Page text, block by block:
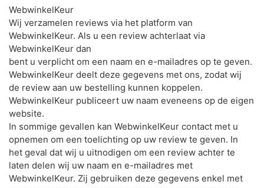
WebwinkelKeur
Wij verzamelen reviews via het platform van
WebwinkelKeur. Als u een review achterlaat via
WebwinkelKeur dan
bent u verplicht om een naam en e-mailadres op te geven.
WebwinkelKeur deelt deze gegevens met ons, zodat wij
de review aan uw bestelling kunnen koppelen.
WebwinkelKeur publiceert uw naam eveneens op de eigen
website.
In sommige gevallen kan WebwinkelKeur contact met u
opnemen om een toelichting op uw review te geven. In
het geval dat wij u uitnodigen om een review achter te
laten delen wij uw naam en e-mailadres met
WebwinkelKeur. Zij gebruiken deze gegevens enkel met